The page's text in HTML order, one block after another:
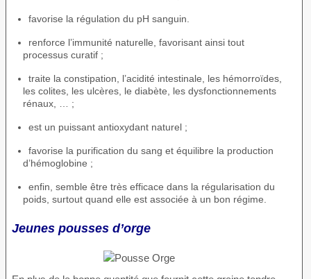
favorise la régulation du pH sanguin.
renforce l’immunité naturelle, favorisant ainsi tout
processus curatif ;
traite la constipation, l’acidité intestinale, les hémorroïdes,
les colites, les ulcères, le diabète, les dysfonctionnements
rénaux, … ;
est un puissant antioxydant naturel ;
favorise la purification du sang et équilibre la production
d’hémoglobine ;
enfin, semble être très efficace dans la régularisation du
poids, surtout quand elle est associée à un bon régime.
Jeunes pousses d’orge